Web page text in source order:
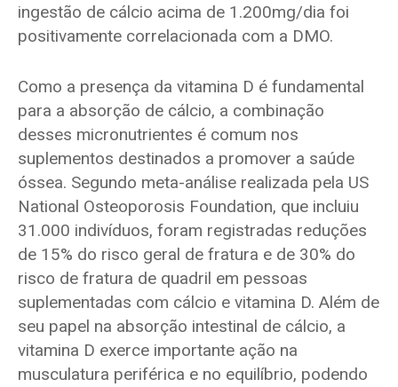
ingestão de cálcio acima de 1.200mg/dia foi
positivamente correlacionada com a DMO.
Como a presença da vitamina D é fundamental
para a absorção de cálcio, a combinação
desses micronutrientes é comum nos
suplementos destinados a promover a saúde
óssea. Segundo meta-análise realizada pela US
National Osteoporosis Foundation, que incluiu
31.000 indivíduos, foram registradas reduções
de 15% do risco geral de fratura e de 30% do
risco de fratura de quadril em pessoas
suplementadas com cálcio e vitamina D. Além de
seu papel na absorção intestinal de cálcio, a
vitamina D exerce importante ação na
musculatura periférica e no equilíbrio, podendo